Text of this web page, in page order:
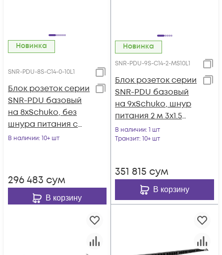
Новинка
SNR-PDU-8S-C14-0-10L1
Блок розеток серии
SNR-PDU базовый
на 8xSchuko, без
шнура питания с
вилкой C14, 10A
В наличии: 10+ шт
296 483 сум
В корзину
Новинка
SNR-PDU-9S-C14-2-MS10L1
Блок розеток серии
SNR-PDU базовый
на 9хSchuko, шнур
питания 2 м 3x1.5
мм² с вилкой C14,
10A
В наличии: 1 шт
Транзит: 10+ шт
351 815 сум
В корзину